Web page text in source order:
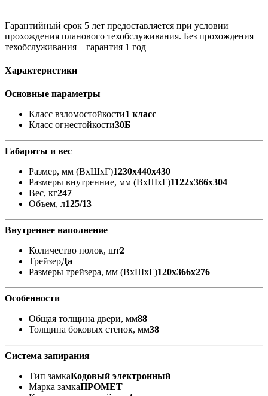
Гарантийный срок 5 лет предоставляется при условии
прохождения планового техобслуживания. Без прохождения
техобслуживания – гарантия 1 год
Характеристики
Основные параметры
Класс взломостойкости1 класс
Класс огнестойкости30Б
Габариты и вес
Размер, мм (ВхШхГ)1230x440x430
Размеры внутренние, мм (ВхШхГ)1122x366x304
Вес, кг247
Объем, л125/13
Внутреннее наполнение
Количество полок, шт2
ТрейзерДа
Размеры трейзера, мм (ВхШхГ)120х366х276
Особенности
Общая толщина двери, мм88
Толщина боковых стенок, мм38
Система запирания
Тип замкаКодовый электронный
Марка замкаПРОМЕТ